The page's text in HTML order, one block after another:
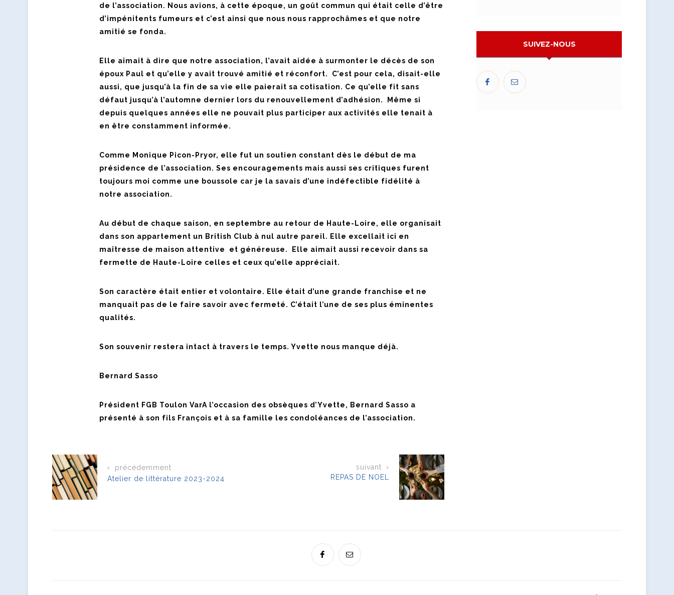
de l’association. Nous avions, à cette époque, un goût commun qui était celle d’être
d’impénitents fumeurs et c’est ainsi que nous nous rapprochâmes et que notre
amitié se fonda.
Elle aimait à dire que notre association, l’avait aidée à surmonter le décès de son
époux Paul et qu’elle y avait trouvé amitié et réconfort. C’est pour cela, disait-elle
aussi, que jusqu’à la fin de sa vie elle paierait sa cotisation. Ce qu’elle fit sans
défaut jusqu’à l’automne dernier lors du renouvellement d’adhésion. Même si
depuis quelques années elle ne pouvait plus participer aux activités elle tenait à
en être constamment informée.
Comme Monique Picon-Pryor, elle fut un soutien constant dès le début de ma
présidence de l’association. Ses encouragements mais aussi ses critiques furent
toujours moi comme une boussole car je la savais d’une indéfectible fidélité à
notre association.
Au début de chaque saison, en septembre au retour de Haute-Loire, elle organisait
dans son appartement un British Club à nul autre pareil. Elle excellait ici en
maîtresse de maison attentive et généreuse. Elle aimait aussi recevoir dans sa
fermette de Haute-Loire celles et ceux qu’elle appréciait.
Son caractère était entier et volontaire. Elle était d’une grande franchise et ne
manquait pas de le faire savoir avec fermeté. C’était l’une de ses plus éminentes
qualités.
Son souvenir restera intact à travers le temps. Yvette nous manque déjà.
Bernard Sasso
Président FGB Toulon VarA l’occasion des obsèques d’Yvette, Bernard Sasso a
présenté à son fils François et à sa famille les condoléances de l’association.
précédemment
Atelier de littérature 2023-2024
suivant
REPAS DE NOEL
SUIVEZ-NOUS